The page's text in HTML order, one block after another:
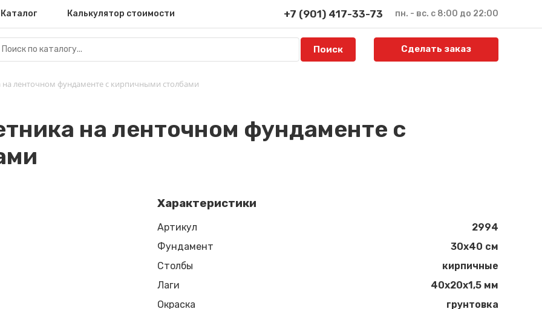
Каталог Калькулятор стоимости +7 (901) 417-33-73 пн. - вс. с 8:00 до 22:00
Сделать заказ
на ленточном фундаменте с кирпичными столбами
на ленточном фундаменте с
Характеристики
Артикул
2994
Фундамент
30x40 см
Столбы
кирпичные
Лаги
40х20х1,5 мм
Окраска
грунтовка